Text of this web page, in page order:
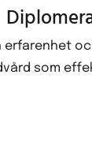
erfarenhet
som